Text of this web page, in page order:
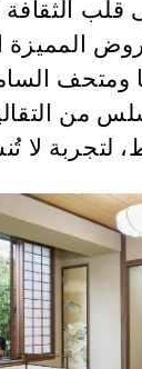
الثقافة
المميزة
ومتحف
من
لتجربة لا